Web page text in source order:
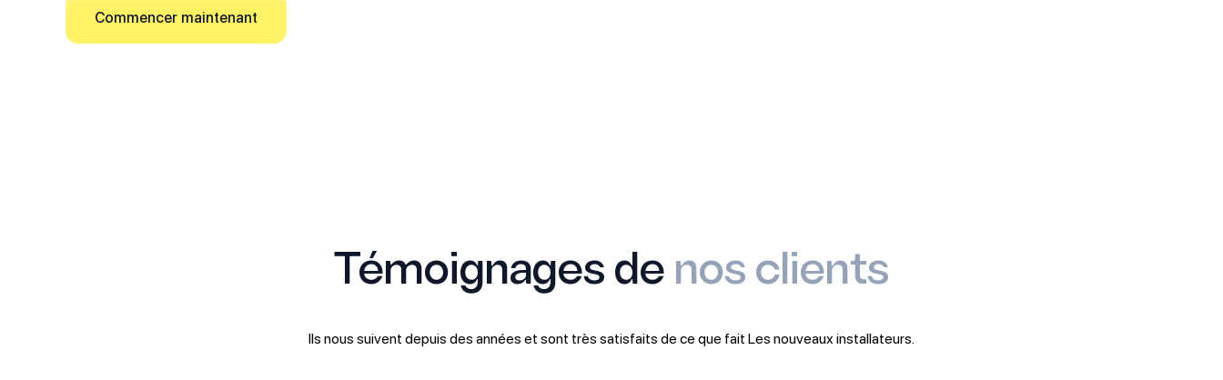
Commencer maintenant
Témoignages de nos clients
Ils nous suivent depuis des années et sont très satisfaits de ce que fait Les nouveaux installateurs.